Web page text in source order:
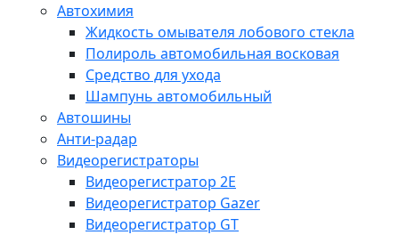
Автохимия
Жидкость омывателя лобового стекла
Полироль автомобильная восковая
Средство для ухода
Шампунь автомобильный
Автошины
Анти-радар
Видеорегистраторы
Видеорегистратор 2E
Видеорегистратор Gazer
Видеорегистратор GT